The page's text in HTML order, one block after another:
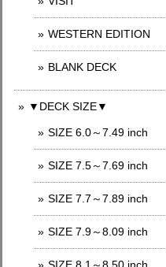
WESTERN EDITION
BLANK DECK
▼DECK SIZE▼
SIZE 6.0～7.49 inch
SIZE 7.5～7.69 inch
SIZE 7.7～7.89 inch
SIZE 7.9～8.09 inch